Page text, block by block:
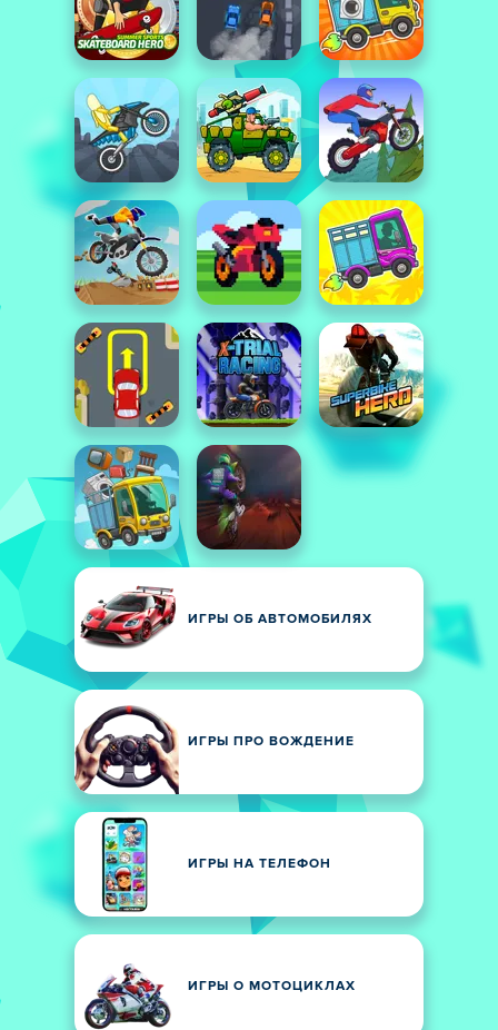
ИГРЫ ОБ АВТОМОБИЛЯХ
ИГРЫ ПРО ВОЖДЕНИЕ
ИГРЫ НА ТЕЛЕФОН
ИГРЫ О МОТОЦИКЛАХ